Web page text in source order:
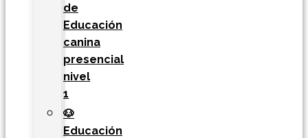
de
Educación
canina
presencial
nivel
1
🐶
Educación